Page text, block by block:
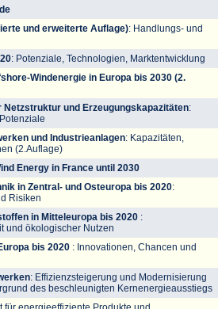
und erweiterte Auflage): Handlungs- und
: Potenziale, Technologien, Marktentwicklung
Windenergie in Europa bis 2030 (2.
und Erzeugungskapazitäten:
und Industrieanlagen: Kapazitäten,
(2.Auflage)
Energy in France until 2030
in Zentral- und Osteuropa bis 2020:
Risiken
in Mitteleuropa bis 2020 :
und ökologischer Nutzen
bis 2020 : Innovationen, Chancen und
: Effizienzsteigerung und Modernisierung
des beschleunigten Kernenergieausstiegs